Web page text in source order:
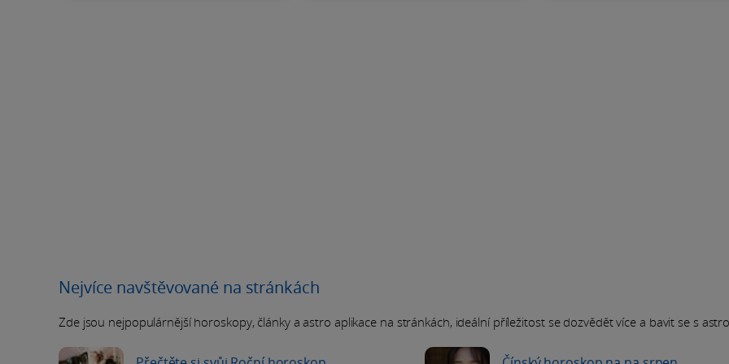
Nejvíce navštěvované na stránkách
Zde jsou nejpopulárnější horoskopy, články a astro aplikace na stránkách, ideální příležitost se dozvědět více a bavit se s